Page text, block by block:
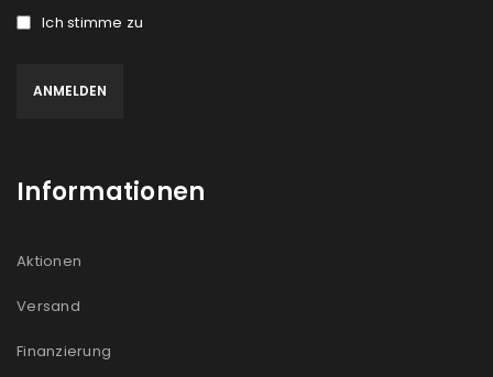
Ich stimme zu
Informationen
Aktionen
Versand
Finanzierung